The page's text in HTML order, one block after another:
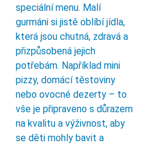
speciální menu. Malí
gurmáni si jistě oblíbí jídla,
která jsou chutná, zdravá a
přizpůsobená jejich
potřebám. Například mini
pizzy, domácí těstoviny
nebo ovocné dezerty – to
vše je připraveno s důrazem
na kvalitu a výživnost, aby
se děti mohly bavit a